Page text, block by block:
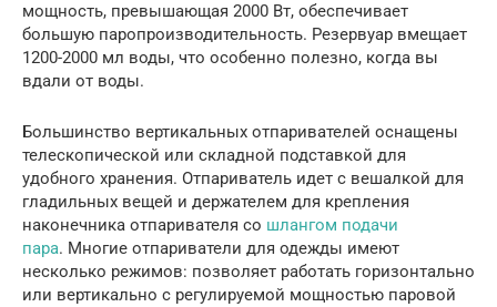
мощность, превышающая 2000 Вт, обеспечивает
большую паропроизводительность. Резервуар вмещает
1200-2000 мл воды, что особенно полезно, когда вы
вдали от воды.
Большинство вертикальных отпаривателей оснащены
телескопической или складной подставкой для
удобного хранения. Отпариватель идет с вешалкой для
гладильных вещей и держателем для крепления
наконечника отпаривателя со шлангом подачи
пара. Многие отпариватели для одежды имеют
несколько режимов: позволяет работать горизонтально
или вертикально с регулируемой мощностью паровой